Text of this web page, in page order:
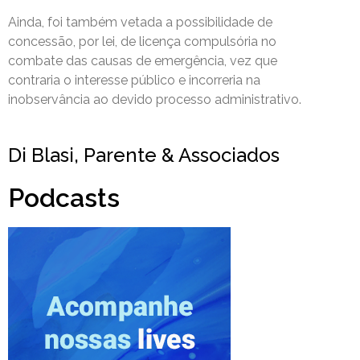
Ainda, foi também vetada a possibilidade de
concessão, por lei, de licença compulsória no
combate das causas de emergência, vez que
contraria o interesse público e incorreria na
inobservância ao devido processo administrativo.
Di Blasi, Parente & Associados
Podcasts